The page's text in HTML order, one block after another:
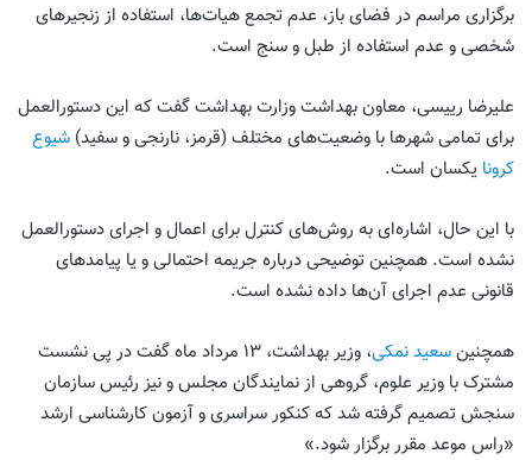
برگزاری مراسم در فضای باز، عدم تجمع هیات‌ها، استفاده از زنجیرهای
شخصی و عدم استفاده از طبل و سنج است.
علیرضا رییسی، معاون بهداشت وزارت بهداشت گفت که این دستورالعمل
برای تمامی شهرها با وضعیت‌های مختلف (قرمز، نارنجی و سفید) شیوع
کرونا یکسان است.
با این حال، اشاره‌ای به روش‌های کنترل برای اعمال و اجرای دستورالعمل
نشده است. همچنین توضیحی درباره جریمه احتمالی و یا پیامد‌های
قانونی عدم اجرای آن‌ها داده نشده است.
همچنینسعید نمکی
، وزیر بهداشت، ۱۳ مرداد ماه گفت در پی نشست
مشترک با وزیر علوم، گروهی از نمایندگان مجلس و نیز رئیس سازمان
سنجش تصمیم گرفته شد که کنکور سراسری و آزمون کارشناسی ارشد
«راس موعد مقرر برگزار شود.»